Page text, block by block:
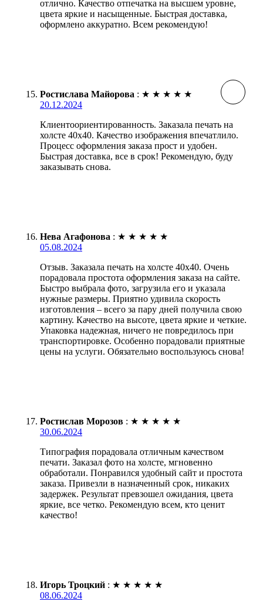
отлично. Качество отпечатка на высшем уровне,
цвета яркие и насыщенные. Быстрая доставка,
оформлено аккуратно. Всем рекомендую!
Ростислава Майорова : ★ ★ ★ ★ ★
20.12.2024
Клиентоориентированность. Заказала печать на
холсте 40х40. Качество изображения впечатлило.
Процесс оформления заказа прост и удобен.
Быстрая доставка, все в срок! Рекомендую, буду
заказывать снова.
Нева Агафонова : ★ ★ ★ ★ ★
05.08.2024
Отзыв. Заказала печать на холсте 40х40. Очень
порадовала простота оформления заказа на сайте.
Быстро выбрала фото, загрузила его и указала
нужные размеры. Приятно удивила скорость
изготовления – всего за пару дней получила свою
картину. Качество на высоте, цвета яркие и четкие.
Упаковка надежная, ничего не повредилось при
транспортировке. Особенно порадовали приятные
цены на услуги. Обязательно воспользуюсь снова!
Ростислав Морозов : ★ ★ ★ ★ ★
30.06.2024
Типография порадовала отличным качеством
печати. Заказал фото на холсте, мгновенно
обработали. Понравился удобный сайт и простота
заказа. Привезли в назначенный срок, никаких
задержек. Результат превзошел ожидания, цвета
яркие, все четко. Рекомендую всем, кто ценит
качество!
Игорь Троцкий : ★ ★ ★ ★ ★
08.06.2024